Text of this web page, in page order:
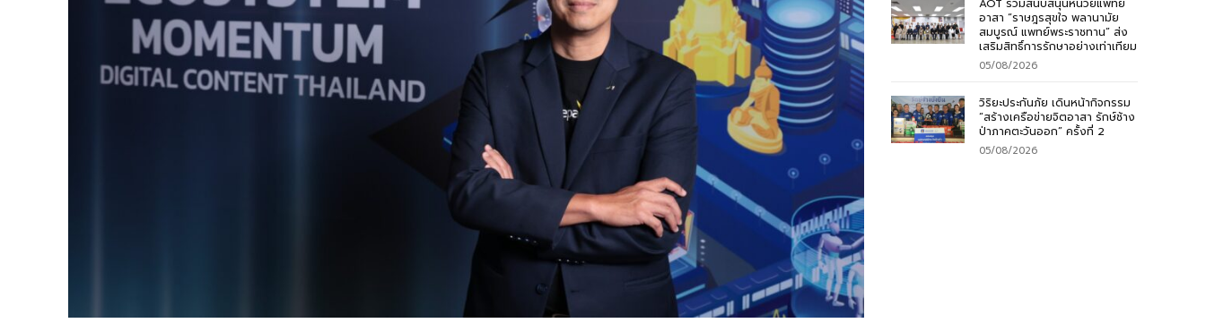
AOT ร่วมสนับสนุนหน่วยแพทย์
อาสา “ราษฎรสุขใจ พลานามัย
สมบูรณ์ แพทย์พระราชทาน” ส่ง
เสริมสิทธิ์การรักษาอย่างเท่าเทียม
05/08/2026
วิริยะประกันภัย เดินหน้ากิจกรรม
“สร้างเครือข่ายจิตอาสา รักษ์ช้าง
ป่าภาคตะวันออก” ครั้งที่ 2
05/08/2026